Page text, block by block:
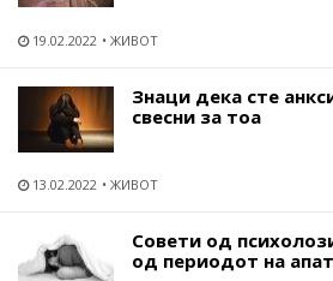
19.02.2022 ЖИВОТ
Знаци дека сте
свесни за тоа
13.02.2022 ЖИВОТ
Совети од
од периодот на